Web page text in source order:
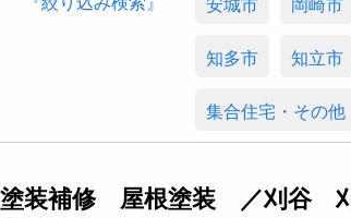
安城市 岡崎市
知多市 知立市
集合住宅・その他
塗装補修 屋根塗装 ／刈谷